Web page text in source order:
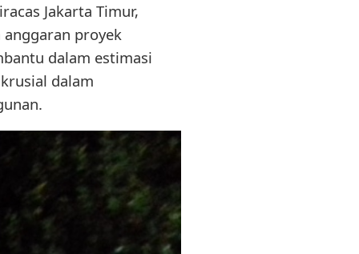
Jakarta Timur,
proyek
dalam estimasi
dalam